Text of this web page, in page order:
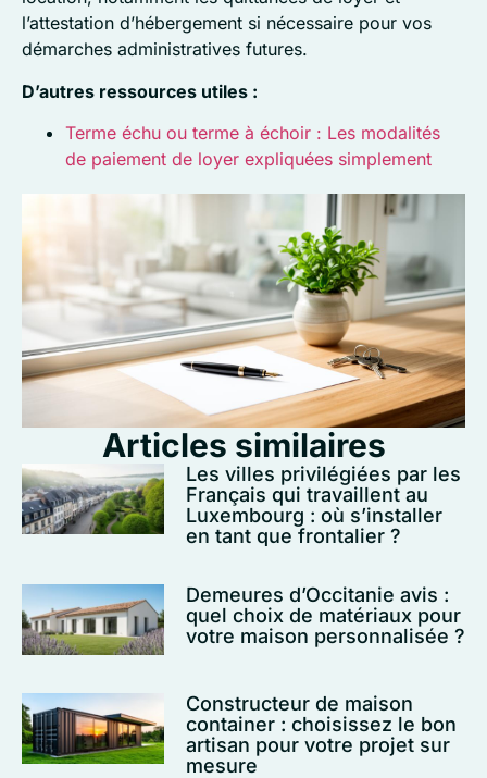
l’attestation d’hébergement si nécessaire pour vos
démarches administratives futures.
D’autres ressources utiles :
Terme échu ou terme à échoir : Les modalités
de paiement de loyer expliquées simplement
Articles similaires
Les villes privilégiées par les
Français qui travaillent au
Luxembourg : où s’installer
en tant que frontalier ?
Demeures d’Occitanie avis :
quel choix de matériaux pour
votre maison personnalisée ?
Constructeur de maison
container : choisissez le bon
artisan pour votre projet sur
mesure